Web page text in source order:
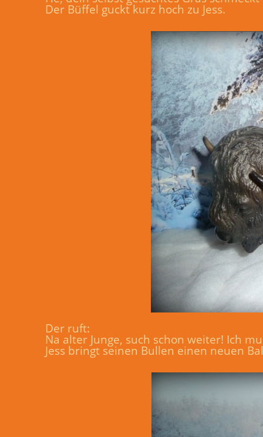
Der Büffel guckt kurz hoch zu Jess.
Der ruft:
Na alter Junge, such schon weiter! Ich
Jess bringt seinen Bullen einen neuen